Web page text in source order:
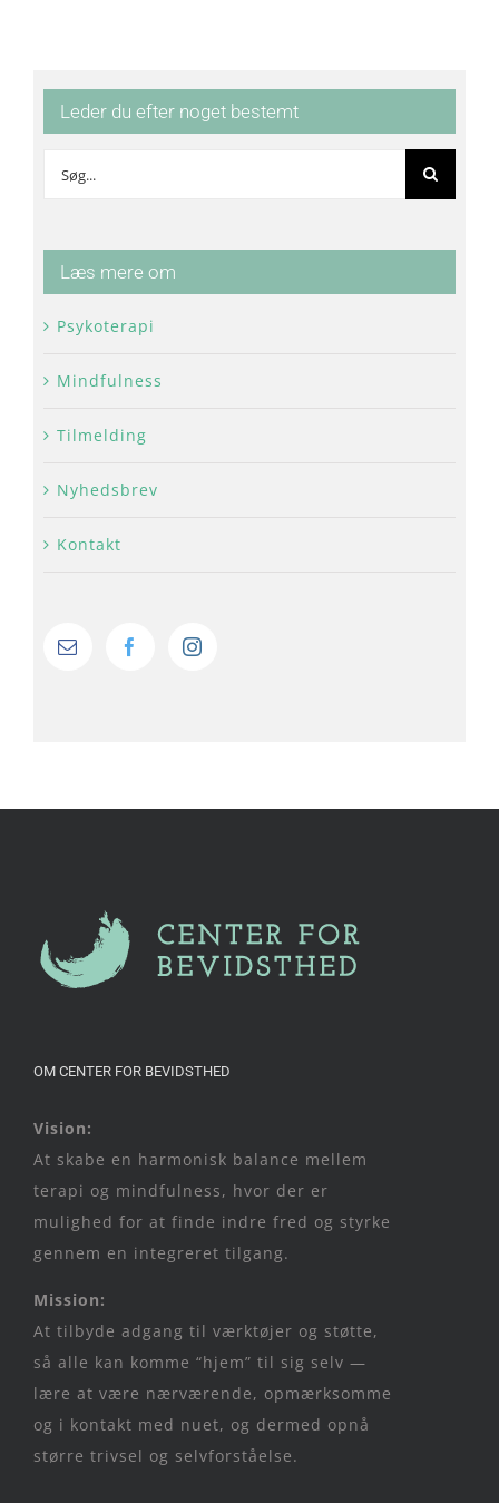
Leder du efter noget bestemt
Læs mere om
Psykoterapi
Mindfulness
Tilmelding
Nyhedsbrev
Kontakt
OM CENTER FOR BEVIDSTHED
Vision:
At skabe en harmonisk balance mellem
terapi og mindfulness, hvor der er
mulighed for at finde indre fred og styrke
gennem en integreret tilgang.
Mission:
At tilbyde adgang til værktøjer og støtte,
så alle kan komme “hjem” til sig selv —
lære at være nærværende, opmærksomme
og i kontakt med nuet, og dermed opnå
større trivsel og selvforståelse.